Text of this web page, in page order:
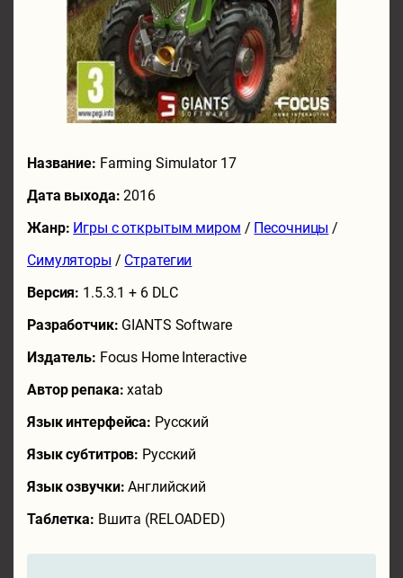
Название: Farming Simulator 17
Дата выхода:2016
Жанр: Игры с открытым миром / Песочницы /
Симуляторы / Стратегии
Версия: 1.5.3.1 + 6 DLC
Разработчик: GIANTS Software
Издатель: Focus Home Interactive
Автор репака:xatab
Язык интерфейса: Русский
Язык субтитров: Русский
Язык озвучки:Английский
Таблетка: Вшита (RELOADED)